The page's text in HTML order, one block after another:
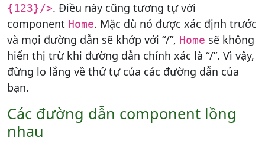
{123}/>. Điều này cũng tương tự với
component Home. Mặc dù nó được xác định trước
và mọi đường dẫn sẽ khớp với “/”, Home sẽ không
hiển thị trừ khi đường dẫn chính xác là “/”. Vì vậy,
đừng lo lắng về thứ tự của các đường dẫn của
bạn.
Các đường dẫn component lồng
nhau